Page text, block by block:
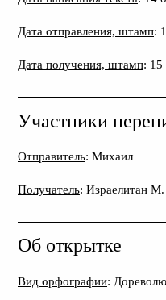
Дата отправления, штамп:
Дата получения, штамп: 15
Участники
Отправитель: Михаил
Получатель: Израелитан М.
Об открытке
Вид орфографии: